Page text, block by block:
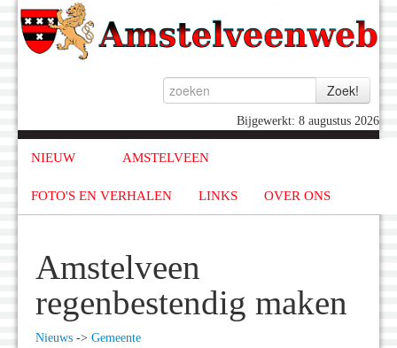
Bijgewerkt: 8 augustus 2026
NIEUW AMSTELVEEN
FOTO'S EN VERHALEN LINKS OVER ONS
Amstelveen
regenbestendig maken
Nieuws -> Gemeente